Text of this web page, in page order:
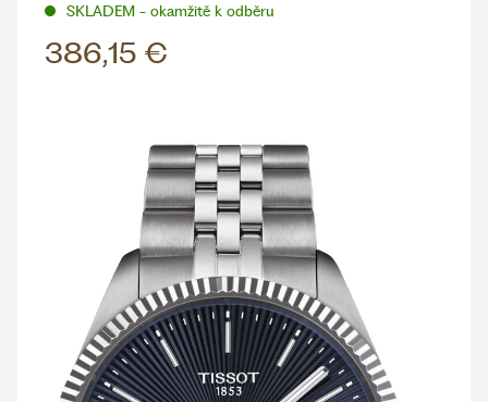
SKLADEM - okamžitě k odběru
386,15 €